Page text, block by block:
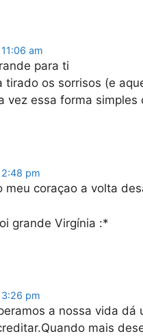
am
para ti
tirado os sorrisos (e
vez essa forma simples
pm
meu coraçao a volta
grande Virgínia :*
pm
a nossa vida
mais